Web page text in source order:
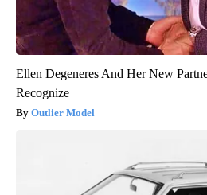
Ellen Degeneres And Her New
Recognize
Outlier Model